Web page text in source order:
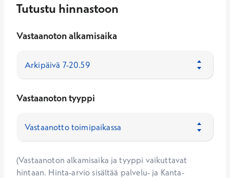
Tutustu hinnastoon
Vastaanoton alkamisaika
Vastaanoton tyyppi
(Vastaanoton alkamisaika ja tyyppi vaikuttavat
hintaan. Hinta-arvio sisältää palvelu- ja Kanta-